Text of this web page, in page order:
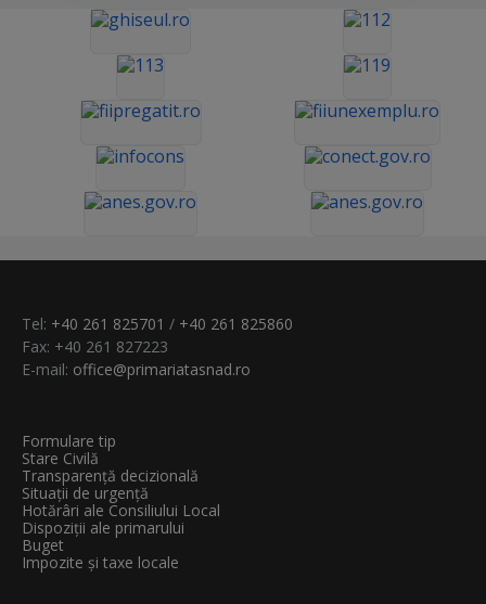
Tel: +40 261 825701 / +40 261 825860
Fax: +40 261 827223
E-mail: office@primariatasnad.ro
Formulare tip
Stare Civilă
Transparenţă decizională
Situații de urgență
Hotărâri ale Consiliului Local
Dispoziții ale primarului
Buget
Impozite și taxe locale